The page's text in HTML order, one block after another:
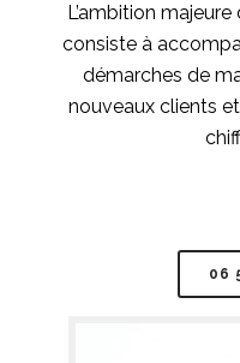
L’ambition
consiste à
démarches de
nouveaux clients
06